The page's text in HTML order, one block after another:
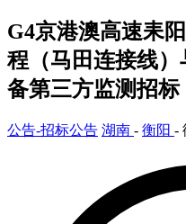
G4京港澳高速耒
程（马田连接线
备第三方监测招标
公告-招标公告 湖南 - 衡阳 -